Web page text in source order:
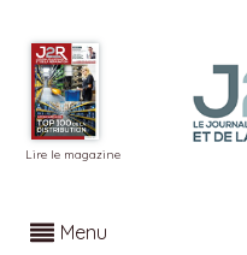
Lire le magazine
Menu